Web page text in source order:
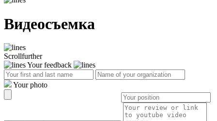
Видеосъемка
Scrollfurther
Your feedback
Your photo